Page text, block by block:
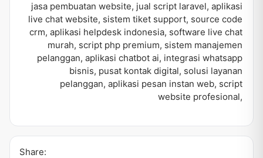
jasa pembuatan website, jual script laravel, aplikasi
live chat website, sistem tiket support, source code
crm, aplikasi helpdesk indonesia, software live chat
murah, script php premium, sistem manajemen
pelanggan, aplikasi chatbot ai, integrasi whatsapp
bisnis, pusat kontak digital, solusi layanan
pelanggan, aplikasi pesan instan web, script
website profesional,
Share: